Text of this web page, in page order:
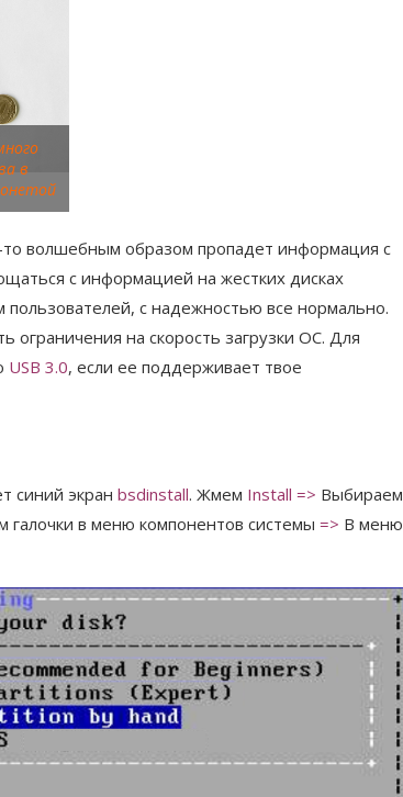
в
волшебным образом пропадет информация с
с информацией на жестких дисках
с надежностью все нормально.
ограничения на скорость загрузки ОС. Для
USB 3.0, если ее поддерживает твое
синий экран bsdinstall. Жмем Install => Выбираем
в меню компонентов системы => В меню